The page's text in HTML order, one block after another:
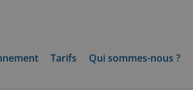
Tarifs Qui sommes-nous ?